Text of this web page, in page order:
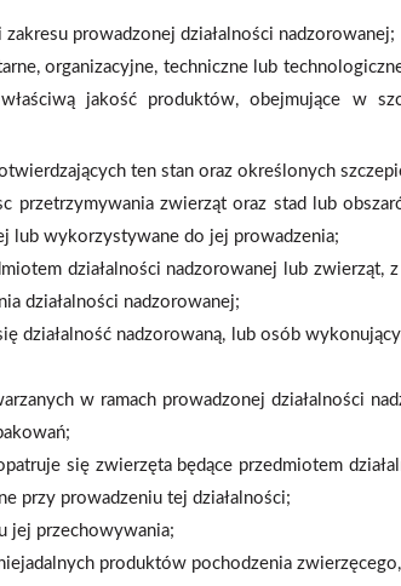
prowadzonej działalności nadzorowanej;
organizacyjne, techniczne lub
jakość produktów, obejmujące w
ten stan oraz określonych
przetrzymywania zwierząt oraz stad lub
lub wykorzystywane do jej prowadzenia;
działalności nadzorowanej lub
działalności nadzorowanej;
działalność nadzorowaną, lub osób
w ramach prowadzonej działalności
się zwierzęta będące przedmiotem
przy prowadzeniu tej działalności;
jej przechowywania;
produktów pochodzenia